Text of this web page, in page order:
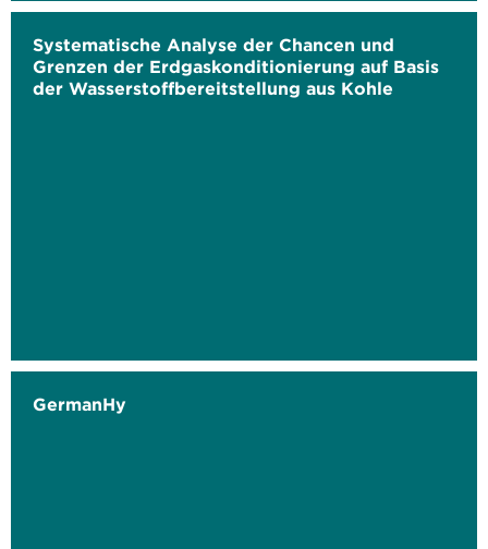
Systematische Analyse der Chancen und
Grenzen der Erdgaskonditionierung auf Basis
der Wasserstoffbereitstellung aus Kohle
GermanHy